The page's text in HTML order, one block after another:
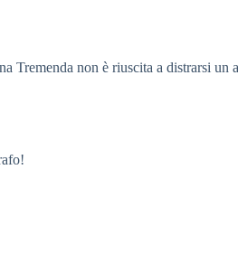
Tremenda non è riuscita a distrarsi un